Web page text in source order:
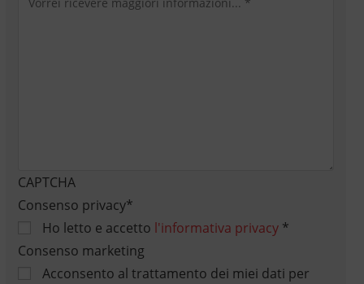
CAPTCHA
Consenso privacy*
Ho letto e accetto l'informativa privacy*
Consenso marketing
Acconsento al trattamento dei miei dati per